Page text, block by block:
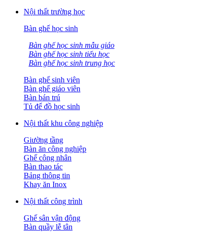
Nội thất trường học
Bàn ghế học sinh
Bàn ghế học sinh mẫu giáo
Bàn ghế học sinh tiểu học
Bàn ghế học sinh trung học
Bàn ghế sinh viên
Bàn ghế giáo viên
Bàn bán trú
Tủ để đồ học sinh
Nội thất khu công nghiệp
Giường tầng
Bàn ăn công nghiệp
Ghế công nhân
Bàn thao tác
Bảng thông tin
Khay ăn Inox
Nội thất công trình
Ghế sân vận động
Bàn quầy lễ tân